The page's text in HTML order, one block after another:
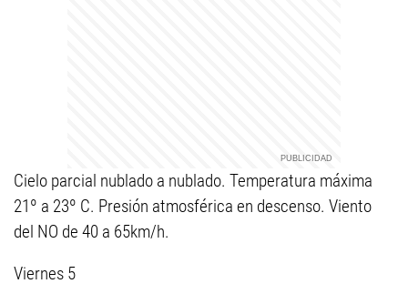
Cielo parcial nublado a nublado. Temperatura máxima
21º a 23º C. Presión atmosférica en descenso. Viento
del NO de 40 a 65km/h.
Viernes 5